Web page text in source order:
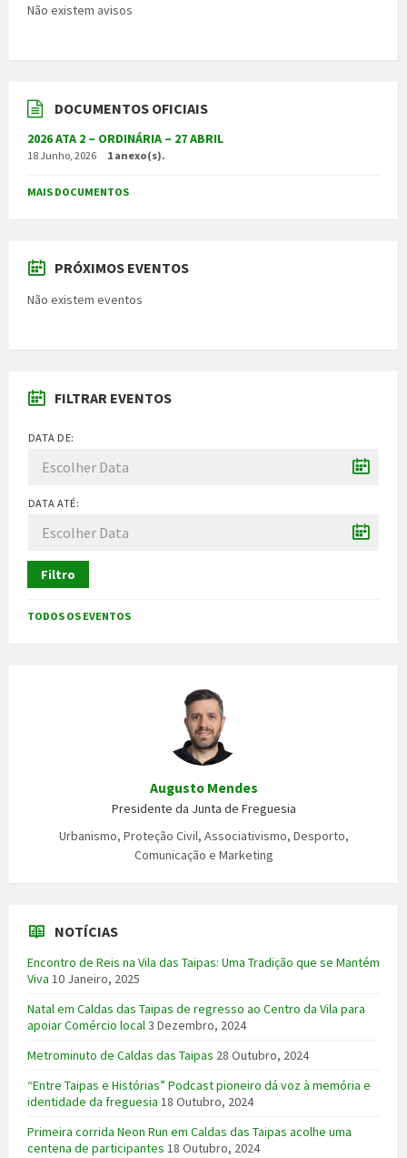
Não existem avisos
DOCUMENTOS OFICIAIS
2026 ATA 2 – ORDINÁRIA – 27 ABRIL
18 Junho, 2026 1 anexo(s).
MAIS DOCUMENTOS
PRÓXIMOS EVENTOS
Não existem eventos
FILTRAR EVENTOS
DATA DE:
DATA ATÉ:
Filtro
TODOS OS EVENTOS
Augusto Mendes
Presidente da Junta de Freguesia
Urbanismo, Proteção Civil, Associativismo, Desporto,
Comunicação e Marketing
NOTÍCIAS
Encontro de Reis na Vila das Taipas: Uma Tradição que se Mantém
Viva 10 Janeiro, 2025
Natal em Caldas das Taipas de regresso ao Centro da Vila para
apoiar Comércio local3 Dezembro, 2024
Metrominuto de Caldas das Taipas 28 Outubro, 2024
“Entre Taipas e Histórias” Podcast pioneiro dá voz à memória e
identidade da freguesia 18 Outubro, 2024
Primeira corrida Neon Run em Caldas das Taipas acolhe uma
centena de participantes 18 Outubro, 2024